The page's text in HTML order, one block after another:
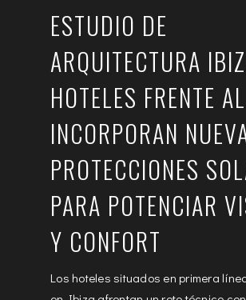
ESTUDIO DE
ARQUITECTURA
HOTELES FRENTE
INCORPORAN
PROTECCIONES
PARA POTENCIAR
Y CONFORT
Los hoteles situados en primera